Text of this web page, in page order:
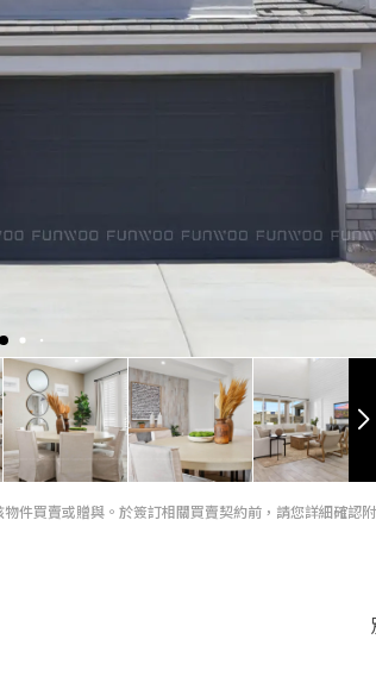
件買賣或贈與。於簽訂相關買賣契約前，請您詳細確認